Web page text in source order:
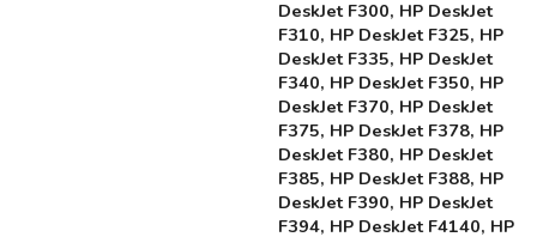
DeskJet F300, HP DeskJet
F310, HP DeskJet F325, HP
DeskJet F335, HP DeskJet
F340, HP DeskJet F350, HP
DeskJet F370, HP DeskJet
F375, HP DeskJet F378, HP
DeskJet F380, HP DeskJet
F385, HP DeskJet F388, HP
DeskJet F390, HP DeskJet
F394, HP DeskJet F4140, HP